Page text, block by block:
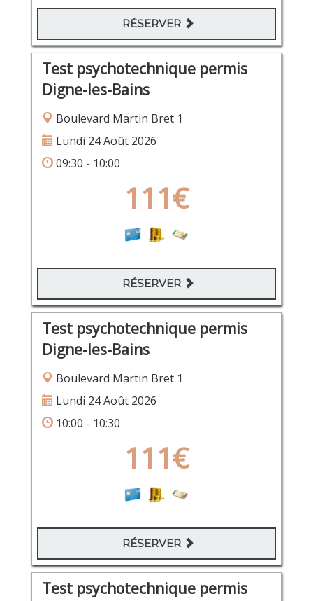
RÉSERVER
Test psychotechnique permis
Digne-les-Bains
Boulevard Martin Bret 1
Lundi 24 Août 2026
09:30 - 10:00
111€
RÉSERVER
Test psychotechnique permis
Digne-les-Bains
Boulevard Martin Bret 1
Lundi 24 Août 2026
10:00 - 10:30
111€
RÉSERVER
Test psychotechnique permis